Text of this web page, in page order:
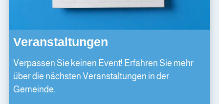
Veranstaltungen
Verpassen Sie keinen Event! Erfahren Sie mehr
über die nächsten Veranstaltungen in der
Gemeinde.